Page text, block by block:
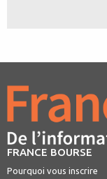
FRANCE BOURSE
Pourquoi vous inscrire